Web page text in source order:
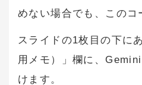
めない場合でも、このコ
スライドの1枚目の下に
用メモ）」欄に、
けます。